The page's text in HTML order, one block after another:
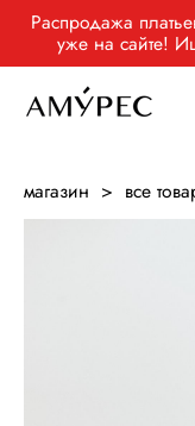
Распродажа
уже на сайте!
магазин > все